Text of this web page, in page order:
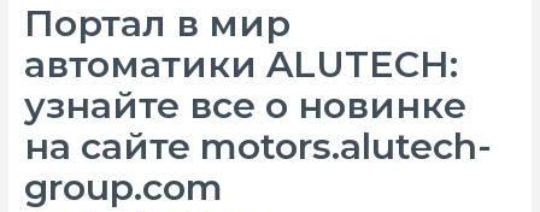
Портал в мир
автоматики ALUTECH:
узнайте все о новинке
на сайте motors.alutech-
group.com